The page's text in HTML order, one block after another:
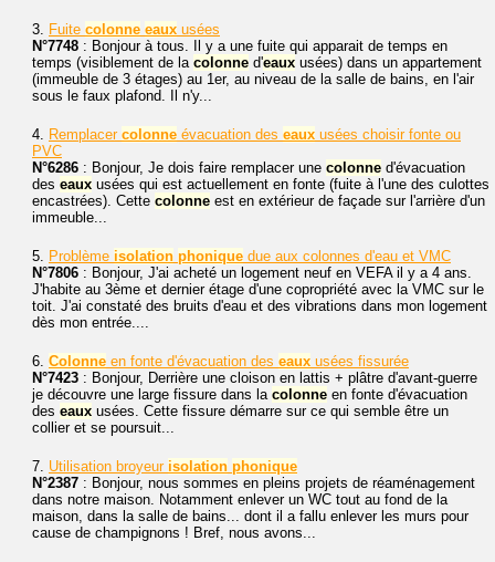
3. Fuite colonne eaux usées
N°7748 : Bonjour à tous. Il y a une fuite qui apparait de temps en
temps (visiblement de la colonne d'eaux usées) dans un appartement
(immeuble de 3 étages) au 1er, au niveau de la salle de bains, en l'air
sous le faux plafond. Il n'y...
4. Remplacer colonne évacuation des eaux usées choisir fonte ou
PVC
N°6286 : Bonjour, Je dois faire remplacer une colonne d'évacuation
des eaux usées qui est actuellement en fonte (fuite à l'une des culottes
encastrées). Cette colonne est en extérieur de façade sur l'arrière d'un
immeuble...
5. Problème isolation phonique due aux colonnes d'eau et VMC
N°7806 : Bonjour, J'ai acheté un logement neuf en VEFA il y a 4 ans.
J'habite au 3ème et dernier étage d'une copropriété avec la VMC sur le
toit. J'ai constaté des bruits d'eau et des vibrations dans mon logement
dès mon entrée....
6. Colonne en fonte d'évacuation des eaux usées fissurée
N°7423 : Bonjour, Derrière une cloison en lattis + plâtre d'avant-guerre
je découvre une large fissure dans la colonne en fonte d'évacuation
des eaux usées. Cette fissure démarre sur ce qui semble être un
collier et se poursuit...
7. Utilisation broyeur isolation phonique
N°2387 : Bonjour, nous sommes en pleins projets de réaménagement
dans notre maison. Notamment enlever un WC tout au fond de la
maison, dans la salle de bains... dont il a fallu enlever les murs pour
cause de champignons ! Bref, nous avons...